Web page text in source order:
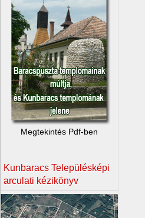
Megtekintés Pdf-ben
Kunbaracs Településképi
arculati kézikönyv